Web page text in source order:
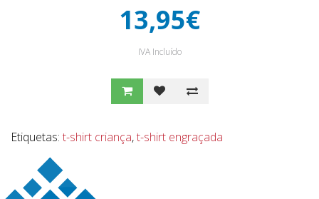
13,95€
IVA Incluído
Etiquetas: t-shirt criança,t-shirt engraçada